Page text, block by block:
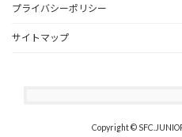
プライバシーポリシー
サイトマップ
Copyright ©